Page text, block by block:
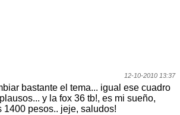
12-10-2010 13:37
bastante el tema... igual ese cuadro
y la fox 36 tb!, es mi sueño,
1400 pesos.. jeje, saludos!